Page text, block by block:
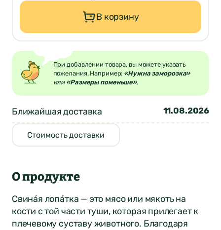
В корзину
При добавлении товара, вы можете указать
пожелания. Например: «Нужна заморозка»
или «Размеры поменьше».
Ближайшая доставка 11.08.2026
Стоимость доставки
О продукте
Свина́я лопа́тка — это мясо или мякоть на
кости с той части туши, которая прилегает к
плечевому суставу животного. Благодаря